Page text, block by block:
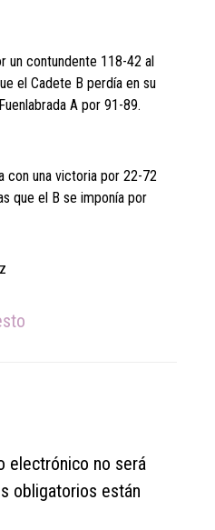
un contundente 118-42 al
el Cadete B perdía en su
A por 91-89.
con una victoria por 22-72
que el B se imponía por
electrónico no será
obligatorios están